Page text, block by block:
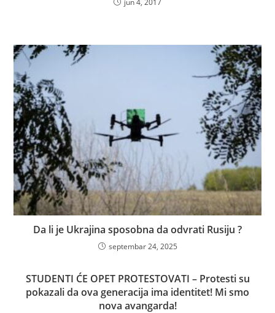
Da li je Ukrajina sposobna da odvrati Rusiju ?
septembar 24, 2025
STUDENTI ĆE OPET PROTESTOVATI – Protesti su
pokazali da ova generacija ima identitet! Mi smo
nova avangarda!